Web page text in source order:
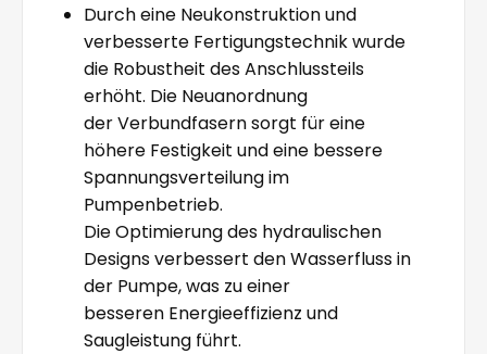
Durch eine Neukonstruktion und
verbesserte Fertigungstechnik wurde
die Robustheit des Anschlussteils
erhöht. Die Neuanordnung
der Verbundfasern sorgt für eine
höhere Festigkeit und eine bessere
Spannungsverteilung im
Pumpenbetrieb.
Die Optimierung des hydraulischen
Designs verbessert den Wasserfluss in
der Pumpe, was zu einer
besseren Energieeffizienz und
Saugleistung führt.